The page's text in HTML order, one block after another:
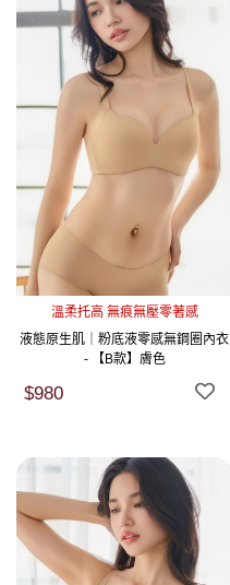
溫柔托高 無痕無壓零著感
液態原生肌｜粉底液零感無鋼圈內衣
- 【B款】膚色
$980